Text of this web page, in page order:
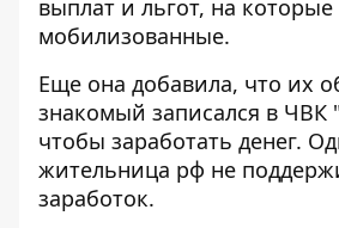
выплат и льгот, на
мобилизованные.
Еще она добавила, что их
знакомый записался в ЧВК
чтобы заработать денег.
жительница рф не
заработок.